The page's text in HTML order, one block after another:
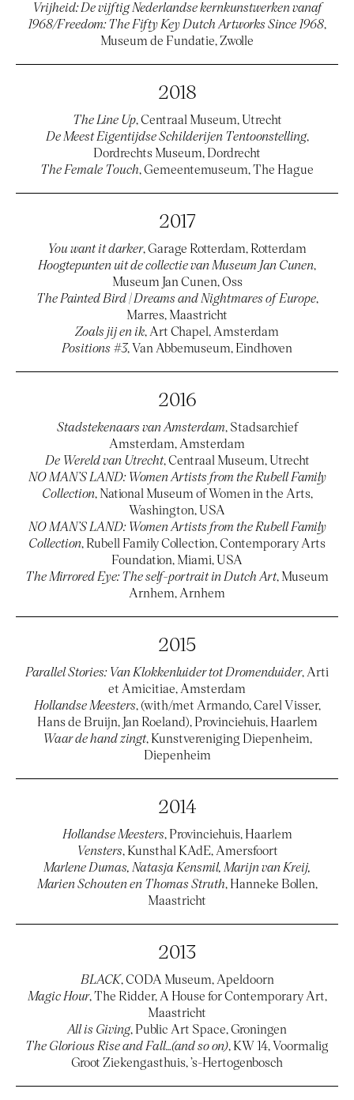
Vrijheid: De vijftig Nederlandse kernkunstwerken vanaf
1968/Freedom: The Fifty Key Dutch Artworks Since 1968,
Museum de Fundatie, Zwolle
2018
The Line Up, Centraal Museum, Utrecht
De Meest Eigentijdse Schilderijen Tentoonstelling,
Dordrechts Museum, Dordrecht
The Female Touch, Gemeentemuseum, The Hague
2017
You want it darker, Garage Rotterdam, Rotterdam
Hoogtepunten uit de collectie van Museum Jan Cunen,
Museum Jan Cunen, Oss
The Painted Bird | Dreams and Nightmares of Europe,
Marres, Maastricht
Zoals jij en ik, Art Chapel, Amsterdam
Positions #3, Van Abbemuseum, Eindhoven
2016
Stadstekenaars van Amsterdam, Stadsarchief
Amsterdam, Amsterdam
De Wereld van Utrecht, Centraal Museum, Utrecht
NO MAN’S LAND: Women Artists from the Rubell Family
Collection, National Museum of Women in the Arts,
Washington, USA
NO MAN’S LAND: Women Artists from the Rubell Family
Collection, Rubell Family Collection, Contemporary Arts
Foundation, Miami, USA
The Mirrored Eye: The self-portrait in Dutch Art, Museum
Arnhem, Arnhem
2015
Parallel Stories: Van Klokkenluider tot Dromenduider, Arti
et Amicitiae, Amsterdam
Hollandse Meesters, (with/met Armando, Carel Visser,
Hans de Bruijn, Jan Roeland), Provinciehuis, Haarlem
Waar de hand zingt, Kunstvereniging Diepenheim,
Diepenheim
2014
Hollandse Meesters, Provinciehuis, Haarlem
Vensters, Kunsthal KAdE, Amersfoort
Marlene Dumas, Natasja Kensmil, Marijn van Kreij,
Marien Schouten en Thomas Struth, Hanneke Bollen,
Maastricht
2013
BLACK, CODA Museum, Apeldoorn
Magic Hour, The Ridder, A House for Contemporary Art,
Maastricht
All is Giving, Public Art Space, Groningen
The Glorious Rise and Fall…(and so on), KW 14, Voormalig
Groot Ziekengasthuis, ’s-Hertogenbosch